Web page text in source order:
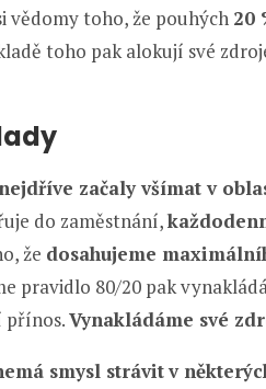
vědomy toho, že pouhých 20
toho pak alokují své
začaly všímat v
do zaměstnání,
že dosahujeme
pravidlo 80/20 pak
přínos.Vynakládáme své
smysl strávitv